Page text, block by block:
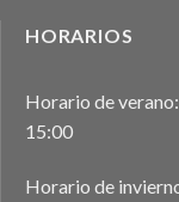
HORARIOS
Horario de
15:00
Horario de